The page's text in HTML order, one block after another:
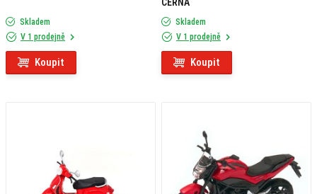
Skladem
V 1 prodejně
Koupit
Skladem
V 1 prodejně
Koupit